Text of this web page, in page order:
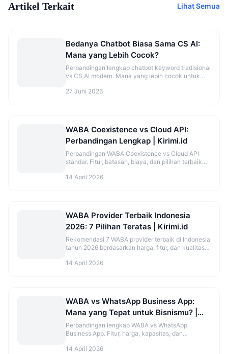
Artikel Terkait Lihat Semua
Bedanya Chatbot Biasa Sama CS AI:
Mana yang Lebih Cocok?
Perbandingan lengkap chatbot keyword tradisional
vs CS AI modern. Mana yang lebih cocok untuk
27 Juni 2026
WABA Coexistence vs Cloud API:
Perbandingan Lengkap | Kirimi.id
Perbandingan WABA Coexistence vs Cloud API
standar. Fitur, batasan, biaya, dan pilihan terbaik
14 April 2026
WABA Provider Terbaik Indonesia
2026: 7 Pilihan Teratas | Kirimi.id
Rekomendasi 7 WABA provider terbaik di Indonesia
tahun 2026 berdasarkan harga, fitur, dan kualitas
14 April 2026
WABA vs WhatsApp Business App:
Mana yang Tepat untuk Bisnismu? |
Kirimi.id
Perbandingan lengkap WABA vs WhatsApp
Business App. Fitur, harga, kapasitas, dan
2026.
14 April 2026